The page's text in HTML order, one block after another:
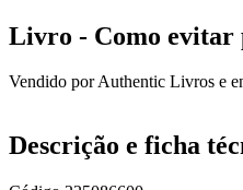
Livro - Como evitar
Vendido porAuthentic Livros e
Descrição e ficha